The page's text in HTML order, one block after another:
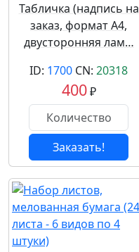
Табличка (надпись на
заказ, формат А4,
двусторонняя лам…
ID: 1700 CN: 20318
400₽
Заказать!